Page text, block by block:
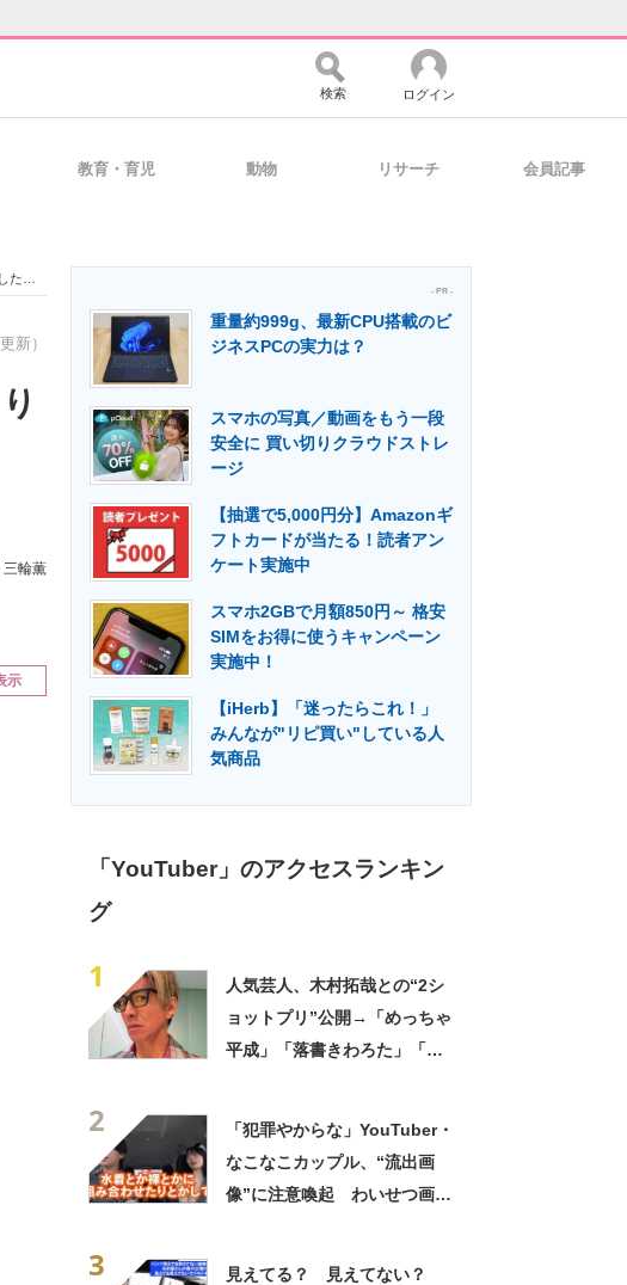
経営リーダーのコミュニティ マーケ×ITの今がよく分かる
製造業のIT導入・活用を支援
エネルギーの専門メディア 建設×テクノロジーの最前線
検索 ログイン
教育・育児 動物 リサーチ 会員記事
す
新）
三輪薫
示
- PR -
重量約999g、最新CPU搭載のビ
ジネスPCの実力は？
スマホの写真／動画をもう一段
安全に 買い切りクラウドストレ
ージ
【抽選で5,000円分】Amazonギ
フトカードが当たる！読者アン
ケート実施中
スマホ2GBで月額850円～ 格安
SIMをお得に使うキャンペーン
実施中！
【iHerb】「迷ったらこれ！」
みんなが"リピ買い"している人
気商品
「YouTuber」のアクセスランキン
グ
1
人気芸人、木村拓哉との“2シ
ョットプリ”公開→「めっちゃ
平成」「落書きわろた」「姫
2
「犯罪やからな」YouTuber・
なこなこカップル、“流出画
像”に注意喚起 わいせつ画像
3
見えてる？ 見えてない？